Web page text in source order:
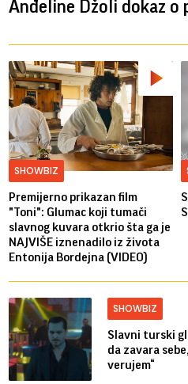
Anđeline Džoli dokaz o
SHOWBIZ
Premijerno prikazan film
"Toni": Glumac koji tumači
slavnog kuvara otkrio šta ga je
NAJVIŠE iznenadilo iz života
Entonija Bordejna (VIDEO)
SHOWBIZ
Slavni turski
da zavara
verujem“